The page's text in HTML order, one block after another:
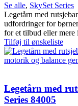
Se alle, SkySet Series
Legetårn med
udfordringer for
for et tilbud eller mere
Tilføj til ønskeliste
Legetårn med
Series 84005